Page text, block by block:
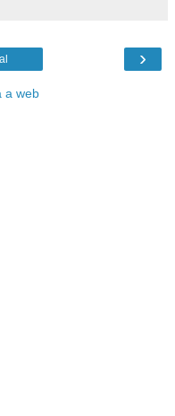
›
a web